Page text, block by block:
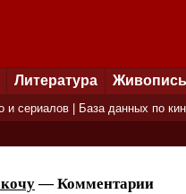
Литература Живопись
и сериалов База данных по
— Комментарии